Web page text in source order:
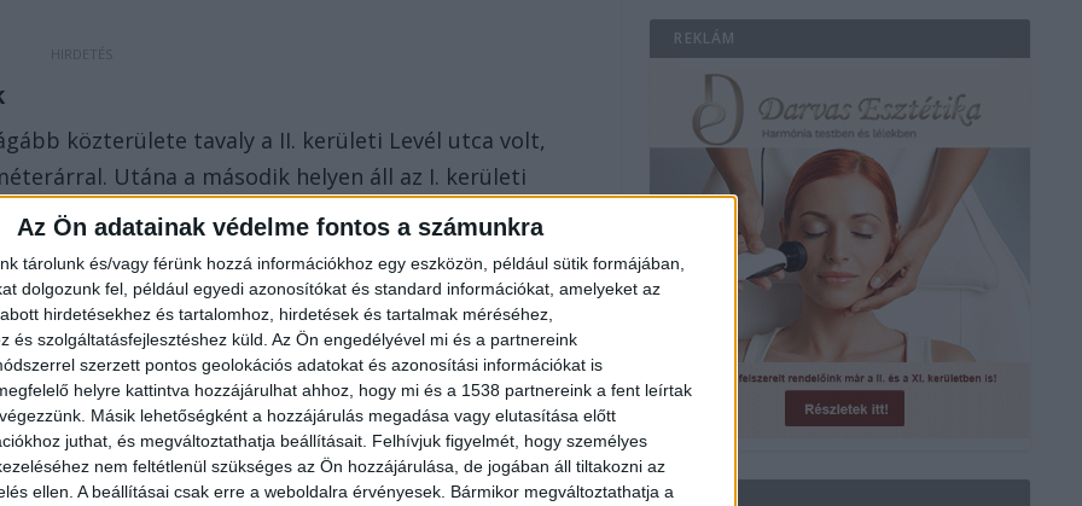
Az Ön adatainak védelme fontos a számunkra
tárolunk és/vagy férünk hozzá információkhoz egy eszközön, például sütik formájában,
dolgozunk fel, például egyedi azonosítókat és standard információkat, amelyeket az
hirdetésekhez és tartalomhoz, hirdetések és tartalmak méréséhez,
és szolgáltatásfejlesztéshez küld. Az Ön engedélyével mi és a partnereink
szerzett pontos geolokációs adatokat és azonosítási információkat is
helyre kattintva hozzájárulhat ahhoz, hogy mi és a 1538 partnereink a fent leírtak
Másik lehetőségként a hozzájárulás megadása vagy elutasítása előtt
juthat, és megváltoztathatja beállításait. Felhívjuk figyelmét, hogy személyes
nem feltétlenül szükséges az Ön hozzájárulása, de jogában áll tiltakozni az
ellen. A beállításai csak erre a weboldalra érvényesek. Bármikor megváltoztathatja a
közterülete tavaly a II. kerületi Levél utca volt,
Utána a második helyen áll az I. kerületi
pedig a szintén II. kerületi Tulipán utca
negyedik helyén áll a balatonfüredi Deák Ferenc
csak fővárosi közterületek állnak, konkrétan
valamint a II. kerületi Lepke és Borbolya utca,
a VI. kerületi Dalszínház utca, ahol 2,05 és 2,22
azIngatlanhírek.comportál.
REKLÁM